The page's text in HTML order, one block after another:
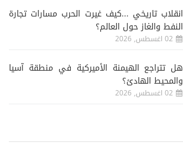
انقلاب تاريخي ...كيف غيرت الحرب مسارات تجارة
النفط والغاز حول العالم؟
02 اغسطس, 2026
هل تتراجع الهيمنة الأميركية في منطقة آسيا
والمحيط الهادئ؟
02 اغسطس, 2026